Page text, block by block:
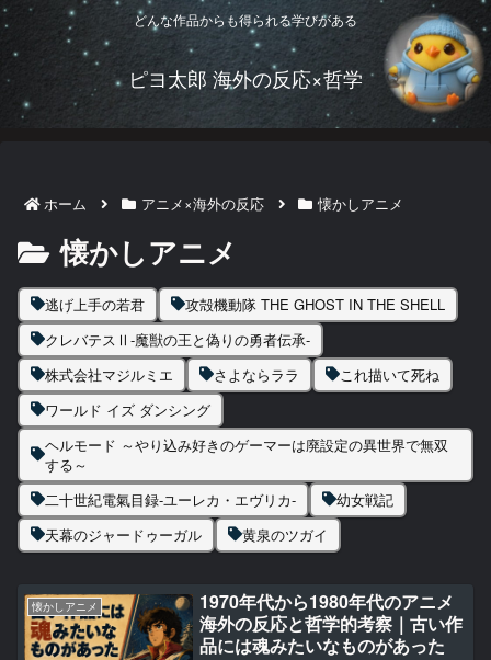
どんな作品からも得られる学びがある
ピヨ太郎 海外の反応×哲学
ホーム アニメ×海外の反応 懐かしアニメ
懐かしアニメ
逃げ上手の若君
攻殻機動隊 THE GHOST IN THE SHELL
クレバテスⅡ-魔獣の王と偽りの勇者伝承-
株式会社マジルミエ
さよならララ
これ描いて死ね
ワールド イズ ダンシング
ヘルモード ～やり込み好きのゲーマーは廃設定の異世界で無双
する～
二十世紀電氣目録-ユーレカ・エヴリカ-
幼女戦記
天幕のジャードゥーガル
黄泉のツガイ
懐かしアニメ
1970年代から1980年代のアニメ
海外の反応と哲学的考察｜古い作
品には魂みたいなものがあった